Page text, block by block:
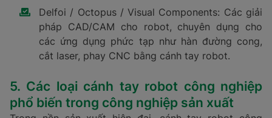
Delfoi / Octopus / Visual Components: Các giải
pháp CAD/CAM cho robot, chuyên dụng cho
các ứng dụng phức tạp như hàn đường cong,
cắt laser, phay CNC bằng cánh tay robot.
5. Các loại cánh tay robot công nghiệp
phổ biến trong công nghiệp sản xuất